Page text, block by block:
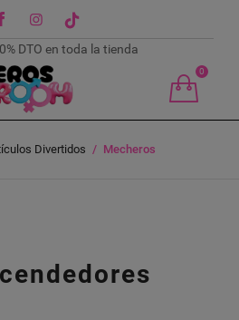
FacebookInstagram
TikTok
DTO en toda la tienda
0
Divertidos Mecheros